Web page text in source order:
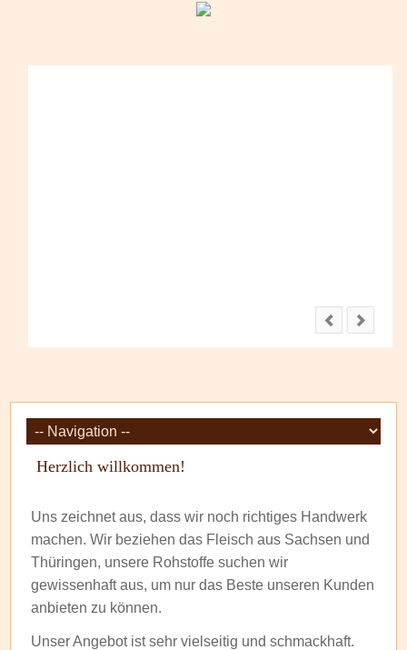
Zielseite
Herzlich willkommen!
Uns zeichnet aus, dass wir noch richtiges Handwerk
machen. Wir beziehen das Fleisch aus Sachsen und
Thüringen, unsere Rohstoffe suchen wir
gewissenhaft aus, um nur das Beste unseren Kunden
anbieten zu können.
Unser Angebot ist sehr vielseitig und schmackhaft.